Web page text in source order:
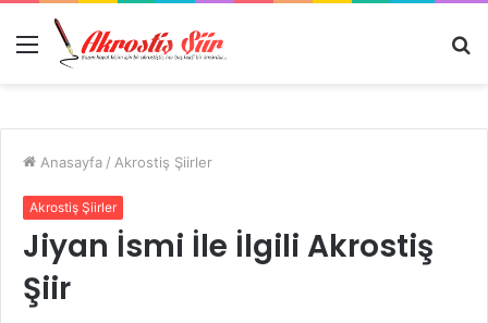
Menü
Anasayfa / Akrostiş Şiirler
Akrostiş Şiirler
Jiyan İsmi İle İlgili Akrostiş
Şiir